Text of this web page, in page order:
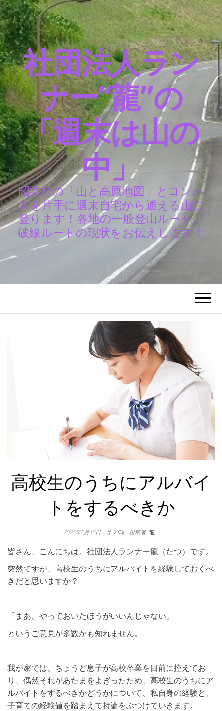
社団法人ラン
ナー”龍”の
「週末は山の
中」
昭文社の「山と高原地図」とコンパ
スを片手に週末自宅から通える山に
登ります！各地の一般登山ルート、
破線ルートの現状をお伝えします！
高校生のうちにアルバイ
トをするべきか
2025年2月15日 オフ 投稿者: 龍
皆さん、こんにちは。社団法人ランナー龍（たつ）です。
突然ですが、高校生のうちにアルバイトを経験しておくべ
きだと思いますか？
「まあ、やっておいたほうがいいんじゃない」
というご意見が多数かも知れません。
我が家では、ちょうど息子が高校卒業を目前に控えてお
り、偶然それがあたまをよぎったため、高校生のうちにア
ルバイトをするべきかどうかについて、私自身の経験と、
子育ての経験値を踏まえて持論をぶつけていきます。